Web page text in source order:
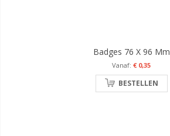
Badges 76 X 96 Mm
€ 0,35
BESTELLEN